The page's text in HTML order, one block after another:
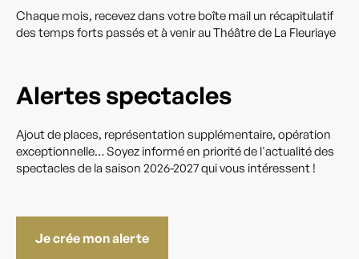
Chaque mois, recevez dans votre boîte mail un récapitulatif
des temps forts passés et à venir au Théâtre de La Fleuriaye
Alertes spectacles
Ajout de places, représentation supplémentaire, opération
exceptionnelle… Soyez informé en priorité de l'actualité des
spectacles de la saison 2026-2027 qui vous intéressent !
Je crée mon alerte